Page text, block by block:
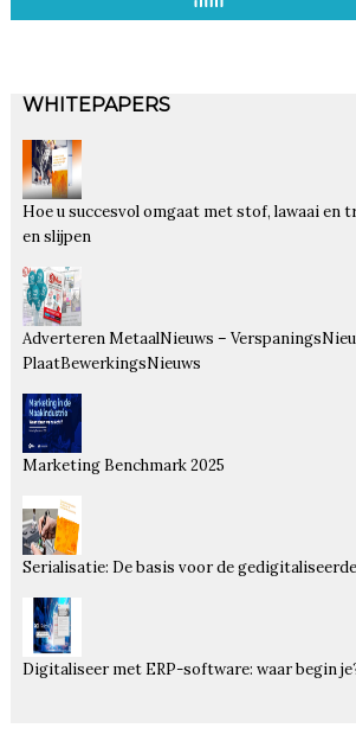
WHITEPAPERS
Hoe u succesvol omgaat met stof, lawaai en
en slijpen
Adverteren MetaalNieuws –
PlaatBewerkingsNieuws
Marketing Benchmark 2025
Serialisatie: De basis voor de
Digitaliseer met ERP-software: waar begin